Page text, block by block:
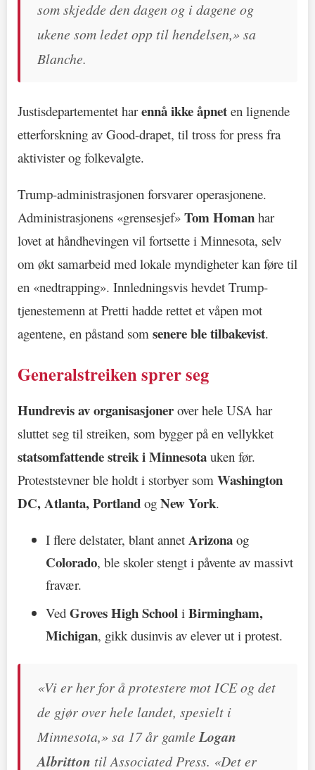
som skjedde den dagen og i dagene og
ukene som ledet opp til hendelsen,» sa
Blanche.
Justisdepartementet harennå ikke åpnet en lignende
etterforskning av Good-drapet, til tross for press fra
aktivister og folkevalgte.
Trump-administrasjonen forsvarer operasjonene.
Administrasjonens «grensesjef» Tom Homan har
lovet at håndhevingen vil fortsette i Minnesota, selv
om økt samarbeid med lokale myndigheter kan føre til
en «nedtrapping». Innledningsvis hevdet Trump-
tjenestemenn at Pretti hadde rettet et våpen mot
agentene, en påstand som senere ble tilbakevist.
Generalstreiken sprer seg
Hundrevis av organisasjoner over hele USA har
sluttet seg til streiken, som bygger på en vellykket
statsomfattende streik i Minnesota uken før.
Proteststevner ble holdt i storbyer som Washington
DC, Atlanta, Portland og New York.
I flere delstater, blant annet Arizona og
Colorado, ble skoler stengt i påvente av massivt
fravær.
Ved Groves High School i Birmingham,
Michigan, gikk dusinvis av elever ut i protest.
«Vi er her for å protestere mot ICE og det
de gjør over hele landet, spesielt i
Minnesota,» sa 17 år gamle Logan
Albritton til Associated Press. «Det er